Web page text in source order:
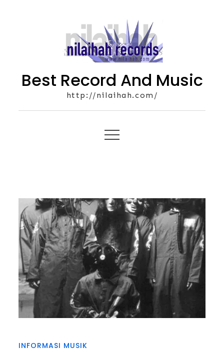
Best Record And Music
http://nilaihah.com/
INFORMASI MUSIK